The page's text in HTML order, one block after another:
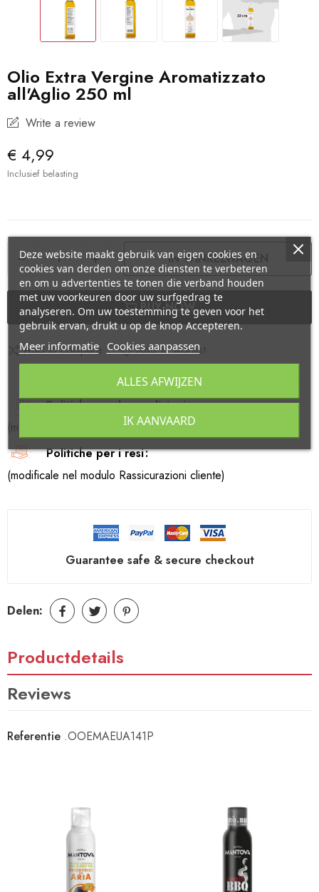
Olio Extra Vergine Aromatizzato
all'Aglio 250 ml
Write a review
€ 4,99
Inclusief belasting
IN WINKELWAGEN
BUY NOW
Add to compare Add to wishlist
Politiche per le spedizioni
(modificale nel modulo Rassicurazioni cliente)
Politiche per i resi
(modificale nel modulo Rassicurazioni cliente)
Guarantee safe & secure checkout
Delen:
Productdetails
Reviews
Referentie .OOEMAEUA141P
Deze website maakt gebruik van eigen cookies en
cookies van derden om onze diensten te verbeteren
en om u advertenties te tonen die verband houden
met uw voorkeuren door uw surfgedrag te
analyseren. Om uw toestemming te geven voor het
gebruik ervan, drukt u op de knop Accepteren.
Meer informatie Cookies aanpassen
ALLES AFWIJZEN
IK AANVAARD